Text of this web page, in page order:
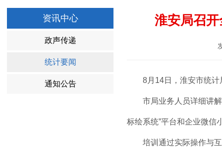
资讯中心
政声传递
统计要闻
通知公告
淮安局召
8月14日，淮安市统
市局业务人员详细讲
标绘系统”平台和企业微信
培训通过实际操作与